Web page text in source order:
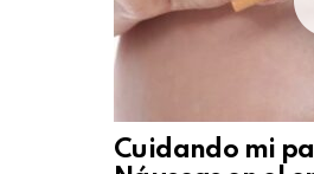
Cuidando mi